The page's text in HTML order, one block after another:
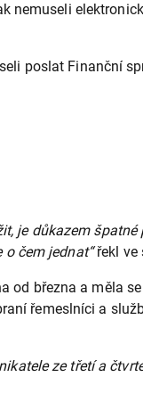
nemuseli
poslat Finanční
je důkazem
čem jednat“řekl ve
od března a měla
řemeslníci a
ze třetí a